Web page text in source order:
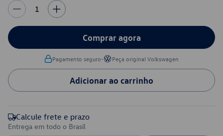
1
Comprar agora
Pagamento seguro• Peça original Volkswagen
Adicionar ao carrinho
Calcule frete e prazo
Entrega em todo o Brasil